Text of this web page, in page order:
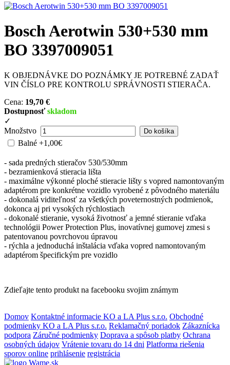
Bosch Aerotwin 530+530 mm
BO 3397009051
K OBJEDNÁVKE DO POZNÁMKY JE POTREBNÉ ZADAŤ
VIN ČÍSLO PRE KONTROLU SPRÁVNOSTI STIERAČA.
Cena: 19,70 €
Dostupnosť skladom
✓
Množstvo
Balné +1,00€
- sada predných stieračov 530/530mm
- bezramienková stieracia lišta
- maximálne výkonné ploché stieracie lišty s vopred namontovaným
adaptérom pre konkrétne vozidlo vyrobené z pôvodného materiálu
- dokonalá viditeľnosť za všetkých poveternostných podmienok,
dokonca aj pri vysokých rýchlostiach
- dokonalé stieranie, vysoká životnosť a jemné stieranie vďaka
technológii Power Protection Plus, inovatívnej gumovej zmesi s
patentovanou povrchovou úpravou
- rýchla a jednoduchá inštalácia vďaka vopred namontovaným
adaptérom špecifickým pre vozidlo
Zdieľajte tento produkt na facebooku svojim známym
Domov Kontaktné informacie KO a LA Plus s.r.o. Obchodné
podmienky KO a LA Plus s.r.o. Reklamačný poriadok Zákaznícka
podpora Záručné podmienky Doprava a spôsob platby Ochrana
osobných údajov Vrátenie tovaru do 14 dni Platforma riešenia
sporov online prihlásenie registrácia